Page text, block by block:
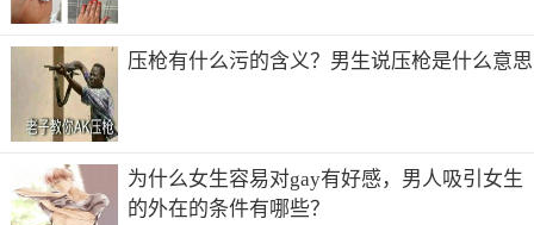
压枪有什么污的含义？男生说压枪是什么意思
为什么女生容易对gay有好感，男人吸引女生
的外在的条件有哪些？